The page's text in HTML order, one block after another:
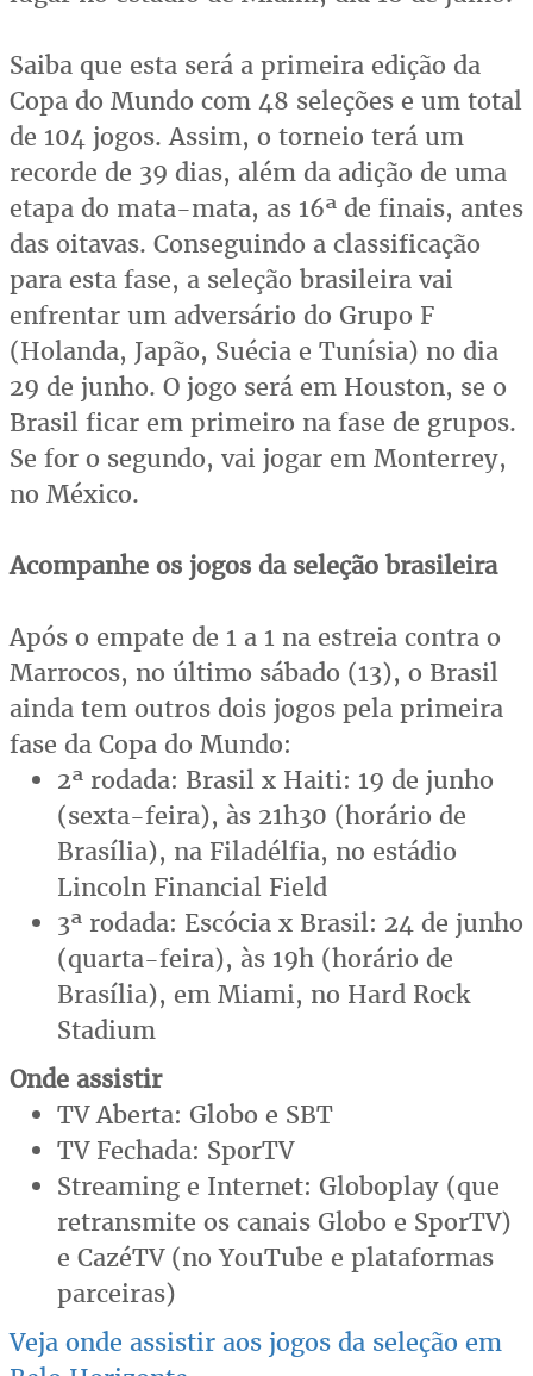
Saiba que esta será a primeira edição da
Copa do Mundo com 48 seleções e um total
de 104 jogos. Assim, o torneio terá um
recorde de 39 dias, além da adição de uma
etapa do mata-mata, as 16ª de finais, antes
das oitavas. Conseguindo a classificação
para esta fase, a seleção brasileira vai
enfrentar um adversário do Grupo F
(Holanda, Japão, Suécia e Tunísia) no dia
29 de junho. O jogo será em Houston, se o
Brasil ficar em primeiro na fase de grupos.
Se for o segundo, vai jogar em Monterrey,
no México.
Acompanhe os jogos da seleção brasileira
Após o empate de 1 a 1 na estreia contra o
Marrocos, no último sábado (13), o Brasil
ainda tem outros dois jogos pela primeira
fase da Copa do Mundo:
2ª rodada: Brasil x Haiti: 19 de junho
(sexta-feira), às 21h30 (horário de
Brasília), na Filadélfia, no estádio
Lincoln Financial Field
3ª rodada: Escócia x Brasil: 24 de junho
(quarta-feira), às 19h (horário de
Brasília), em Miami, no Hard Rock
Stadium
Onde assistir
TV Aberta: Globo e SBT
TV Fechada: SporTV
Streaming e Internet: Globoplay (que
retransmite os canais Globo e SporTV)
e CazéTV (no YouTube e plataformas
parceiras)
Veja onde assistir aos jogos da seleção em